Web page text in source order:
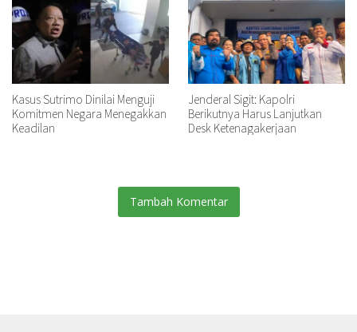
Kasus Sutrimo Dinilai Menguji
Komitmen Negara Menegakkan
Keadilan
Jenderal Sigit: Kapolri
Berikutnya Harus Lanjutkan
Desk Ketenagakerjaan
Tambah Komentar